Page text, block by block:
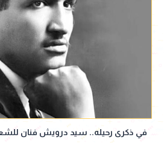
في ذكرى رحيله.. سيد درويش فنان